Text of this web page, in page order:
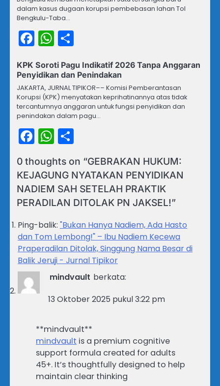
dalam kasus dugaan korupsi pembebasan lahan Tol
Bengkulu-Taba…
Facebook
WhatsApp
KPK Soroti Pagu Indikatif 2026 Tanpa Anggaran
Penyidikan dan Penindakan
JAKARTA, JURNAL TIPIKOR–– Komisi Pemberantasan
Korupsi (KPK) menyatakan keprihatinannya atas tidak
tercantumnya anggaran untuk fungsi penyidikan dan
penindakan dalam pagu…
Facebook
WhatsApp
0 thoughts on “GEBRAKAN HUKUM:
KEJAGUNG NYATAKAN PENYIDIKAN
NADIEM SAH SETELAH PRAKTIK
PERADILAN DITOLAK PN JAKSEL!”
Ping-balik: "Bukan Hanya Nadiem, Ada Hasto
dan Tom Lembong!" – Ibu Nadiem Kecewa
Praperadilan Ditolak, Singgung Nama Besar di
Balik Jeruji - Jurnal Tipikor
mindvault berkata:
13 Oktober 2025 pukul 3:22 pm
** mindvault**
mindvault is a premium cognitive
support formula created for adults
45+. It’s thoughtfully designed to help
maintain clear thinking